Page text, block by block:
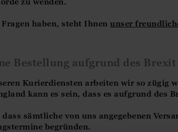
haben, steht Ihnen unser
Bestellung aufgrund des Brexit
Kurierdiensten arbeiten wir so zügig
kann es sein, dass es aufgrund des
dass sämtliche von uns angegebenen
begründen.